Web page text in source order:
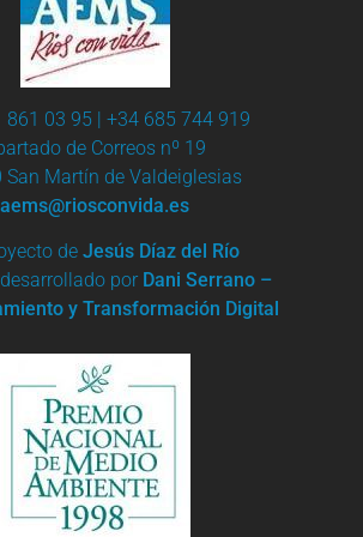
861 03 95 | +34 685 744 919
de Correos nº 19
San Martín de Valdeiglesias
aems@riosconvida.es
de Jesús Díaz del Río
por Dani Serrano –
y Transformación Digital